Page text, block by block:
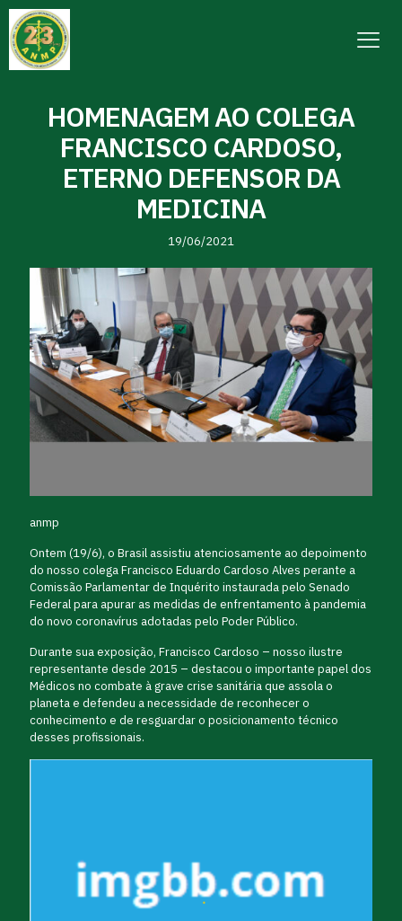
HOMENAGEM AO COLEGA
FRANCISCO CARDOSO,
ETERNO DEFENSOR DA
MEDICINA
19/06/2021
anmp
Ontem (19/6), o Brasil assistiu atenciosamente ao depoimento
do nosso colega Francisco Eduardo Cardoso Alves perante a
Comissão Parlamentar de Inquérito instaurada pelo Senado
Federal para apurar as medidas de enfrentamento à pandemia
do novo coronavírus adotadas pelo Poder Público.
Durante sua exposição, Francisco Cardoso – nosso ilustre
representante desde 2015 – destacou o importante papel dos
Médicos no combate à grave crise sanitária que assola o
planeta e defendeu a necessidade de reconhecer o
conhecimento e de resguardar o posicionamento técnico
desses profissionais.